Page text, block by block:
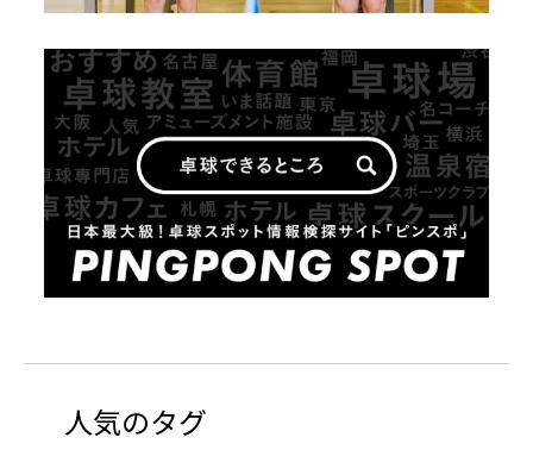
人気のタグ